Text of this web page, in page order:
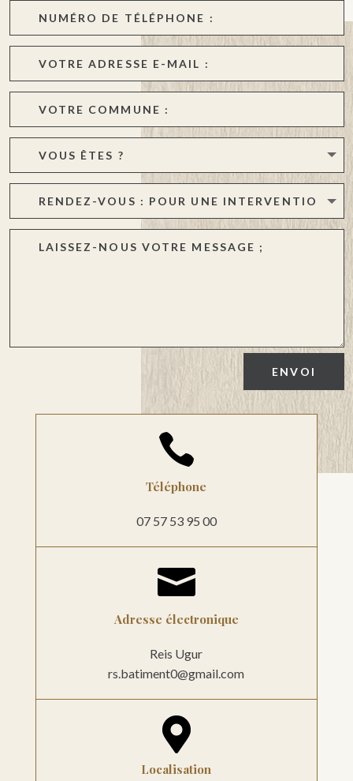
ENVOI

Téléphone
07 57 53 95 00

Adresse électronique
Reis Ugur
rs.batiment0@gmail.com

Localisation